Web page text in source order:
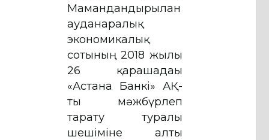
Мамандандырылған
ауданаралық
экономикалық
сотының 2018 жылғы
26 қарашадағы
«Астана Банкі» АҚ-
ты мәжбүрлеп
тарату туралы
шешіміне алты